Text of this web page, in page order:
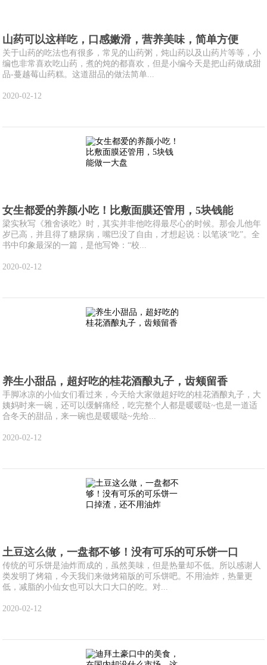
山药可以这样吃，口感嫩滑，营养美味，简单方便
关于山药的吃法也有很多，常见的山药粥，炖山药以及山药片等等，小
编也非常喜欢吃山药，煮的炖的都喜欢，但是小编今天是把山药做成甜
品-蔓越莓山药糕。这道甜品的做法简单...
2020-02-12
女生都爱的养颜小吃！比敷面膜还管用，5块钱能
梁实秋写《雅舍谈吃》时，其实并非他吃得最尽心的时候。那会儿他年
岁已高，并且得了糖尿病，嘴巴没了自由，才想起说：以笔谈“吃”。全
书中印象最深的一篇，是他写馋：“校...
2020-02-12
养生小甜品，超好吃的桂花酒酿丸子，齿颊留香
手脚冰凉的小仙女们看过来，今天给大家做超好吃的桂花酒酿丸子，大
姨妈时来一碗，还可以缓解痛经，吃完整个人都是暖暖哒~也是一道适
合冬天的甜品，来一碗也是暖暖哒~先给...
2020-02-12
土豆这么做，一盘都不够！没有可乐的可乐饼一口
传统的可乐饼是油炸而成的，虽然美味，但是热量却不低。所以感谢人
类发明了烤箱，今天我们来做烤箱版的可乐饼吧。不用油炸，热量更
低，减脂的小仙女也可以大口大口的吃。对...
2020-02-12